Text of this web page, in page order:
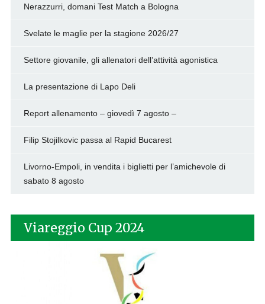
Nerazzurri, domani Test Match a Bologna
Svelate le maglie per la stagione 2026/27
Settore giovanile, gli allenatori dell’attività agonistica
La presentazione di Lapo Deli
Report allenamento – giovedì 7 agosto –
Filip Stojilkovic passa al Rapid Bucarest
Livorno-Empoli, in vendita i biglietti per l’amichevole di
sabato 8 agosto
Viareggio Cup 2024